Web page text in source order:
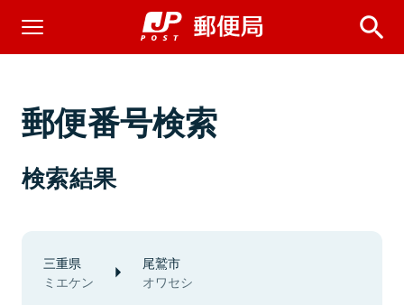
郵便番号検索
検索結果
三重県
ミエケン
尾鷲市
オワセシ